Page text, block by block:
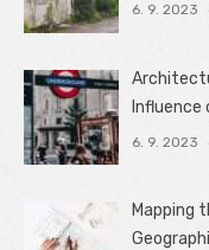
6. 9. 2023
Influence
6. 9. 2023
Mapping